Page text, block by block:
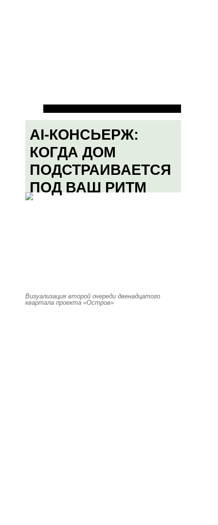
AI-КОНСЬЕРЖ:
КОГДА ДОМ
ПОДСТРАИВАЕТСЯ
ПОД ВАШ РИТМ
Визуализация второй очереди двенадцатого
квартала проекта «Остров»